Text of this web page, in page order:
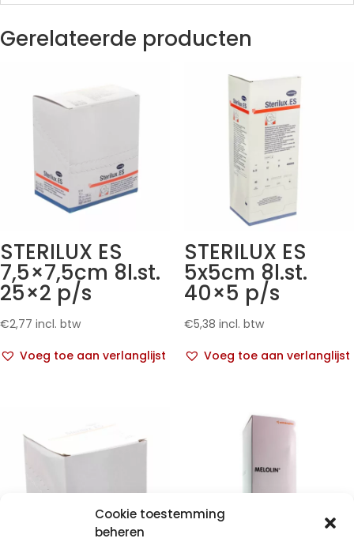
Cookie toestemming
beheren
Gerelateerde producten
STERILUX ES
7,5×7,5cm 8l.st.
25×2 p/s
€2,77 incl. btw
Voeg toe aan verlanglijst
STERILUX ES
5x5cm 8l.st.
40×5 p/s
€5,38 incl. btw
Voeg toe aan verlanglijst